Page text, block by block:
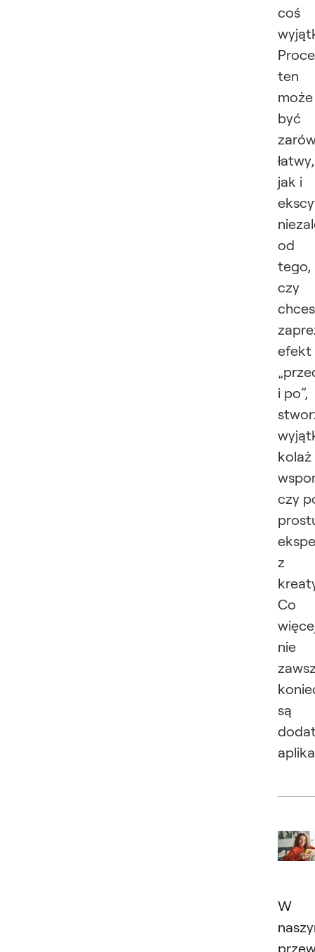
coś
ten
może
być
łatwy,
jak i
od
tego,
czy
efekt
i po”,
kolaż
czy
z
Co
nie
są
W